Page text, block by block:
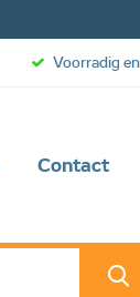
Contact
Voorradig